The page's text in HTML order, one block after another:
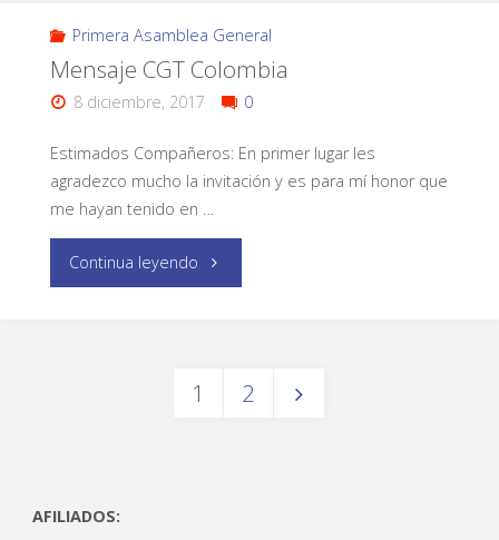
Primera Asamblea General
Mensaje CGT Colombia
8 diciembre, 2017 0
Estimados Compañeros: En primer lugar les
agradezco mucho la invitación y es para mí honor que
me hayan tenido en …
Continua leyendo
1 2
AFILIADOS: